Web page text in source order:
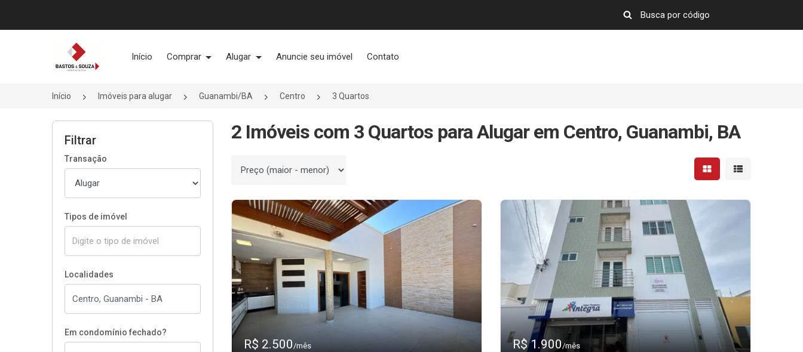
Página inicial
Início Comprar Alugar Anuncie seu imóvel Contato
Início Imóveis para alugar Guanambi/BA Centro 3 Quartos
Filtrar
Transação
Tipos de imóvel
Localidades
Em condomínio fechado?
2 Imóveis com 3 Quartos para Alugar em Centro, Guanambi, BA
Ordenar por Mostrar resultados em
Mostrar
R$ 2.500/mês R$ 1.900/mês